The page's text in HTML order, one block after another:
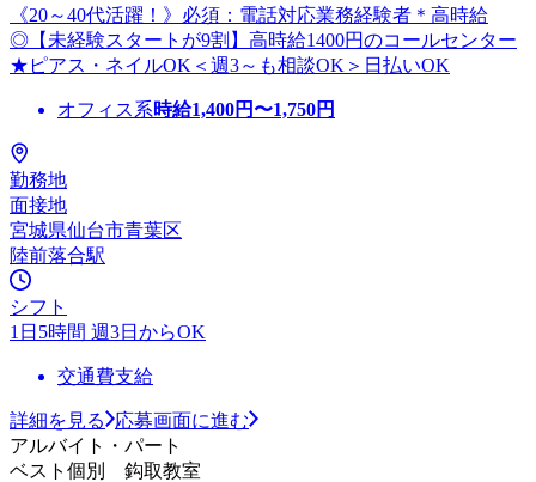
《20～40代活躍！》必須：電話対応業務経験者＊高時給
◎【未経験スタートが9割】高時給1400円のコールセンター
★ピアス・ネイルOK＜週3～も相談OK＞日払いOK
オフィス系時給1,400円〜1,750円
勤務地
面接地
宮城県仙台市青葉区
陸前落合駅
シフト
1日5時間 週3日からOK
交通費支給
詳細を見る
応募画面に進む
アルバイト・パート
ベスト個別 鈎取教室